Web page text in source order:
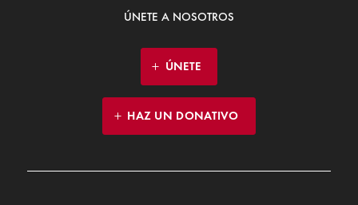
ÚNETE A NOSOTROS
ÚNETE
HAZ UN DONATIVO